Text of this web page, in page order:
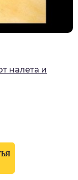
налета и